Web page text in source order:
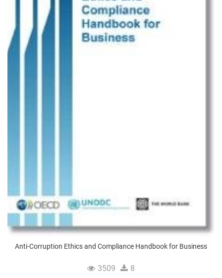
Anti-Corruption Ethics and Compliance Handbook for Business
3509 8